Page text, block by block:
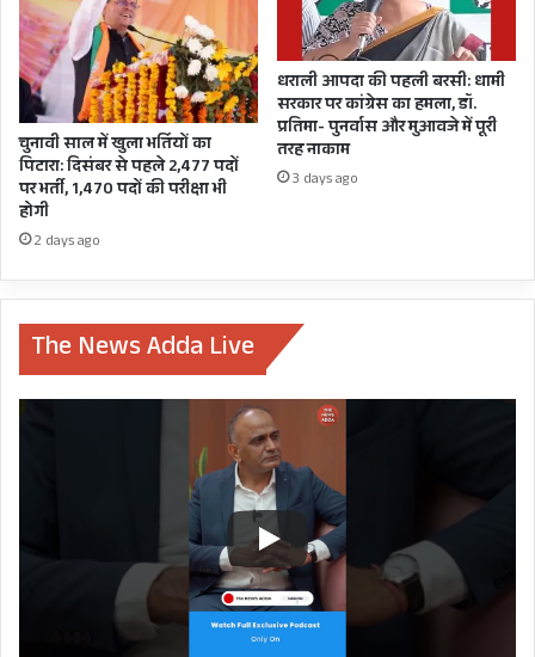
ज्ञात हो कि हाल ही में मुख्यमंत्री पुष्कर सिंह धामी ने केंद्रीय
नागरिक उड्डयन मंत्री ज्योतिरादित्य सिंधिया से दिल्ली में
मुलाकात कर हेली सेवा शुरू करने का आग्रह किया था।
हेली सेवा का किराया प्रति यात्री 7700 रुपये तय किया
गया है। जाहिर है अगर आने वाले दिनों में यात्रा का संचालन
हफ्ते में तीन दिन हो जाता है तो इसका काफी फायदा
कुमाऊं क्षेत्र जाने वालों को होगा और एयर कनेक्टिविटी
बढ़ने का लाभ टूरिज्म सेक्टर को भी मिलेगा।
गंभीर
सवाल
चुनावी साल में खुला भर्तियों का
पिटारा: दिसंबर से पहले 2,477 पदों
पर भर्ती, 1,470 पदों की परीक्षा भी
होगी
2 days ago
धराली आपदा की पहली बरसी: धामी
सरकार पर कांग्रेस का हमला, डॉ.
प्रतिमा- पुनर्वास और मुआवजे में पूरी
तरह नाकाम
3 days ago
The News Adda Live